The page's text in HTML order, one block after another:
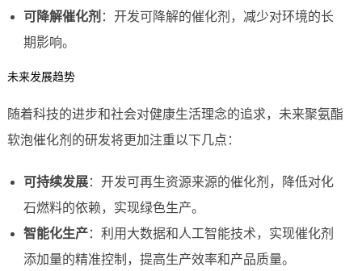
可降解催化剂 ：开发可降解的催化剂，减少对环境的长
期影响。
未来发展趋势
随着科技的进步和社会对健康生活理念的追求，未来聚氨酯
软泡催化剂的研发将更加注重以下几点：
可持续发展：开发可再生资源来源的催化剂，降低对化
石燃料的依赖，实现绿色生产。
智能化生产：利用大数据和人工智能技术，实现催化剂
添加量的精准控制，提高生产效率和产品质量。